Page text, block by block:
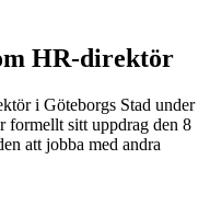
HR-direktör
i Göteborgs Stad under
formellt sitt uppdrag den 8
att jobba med andra